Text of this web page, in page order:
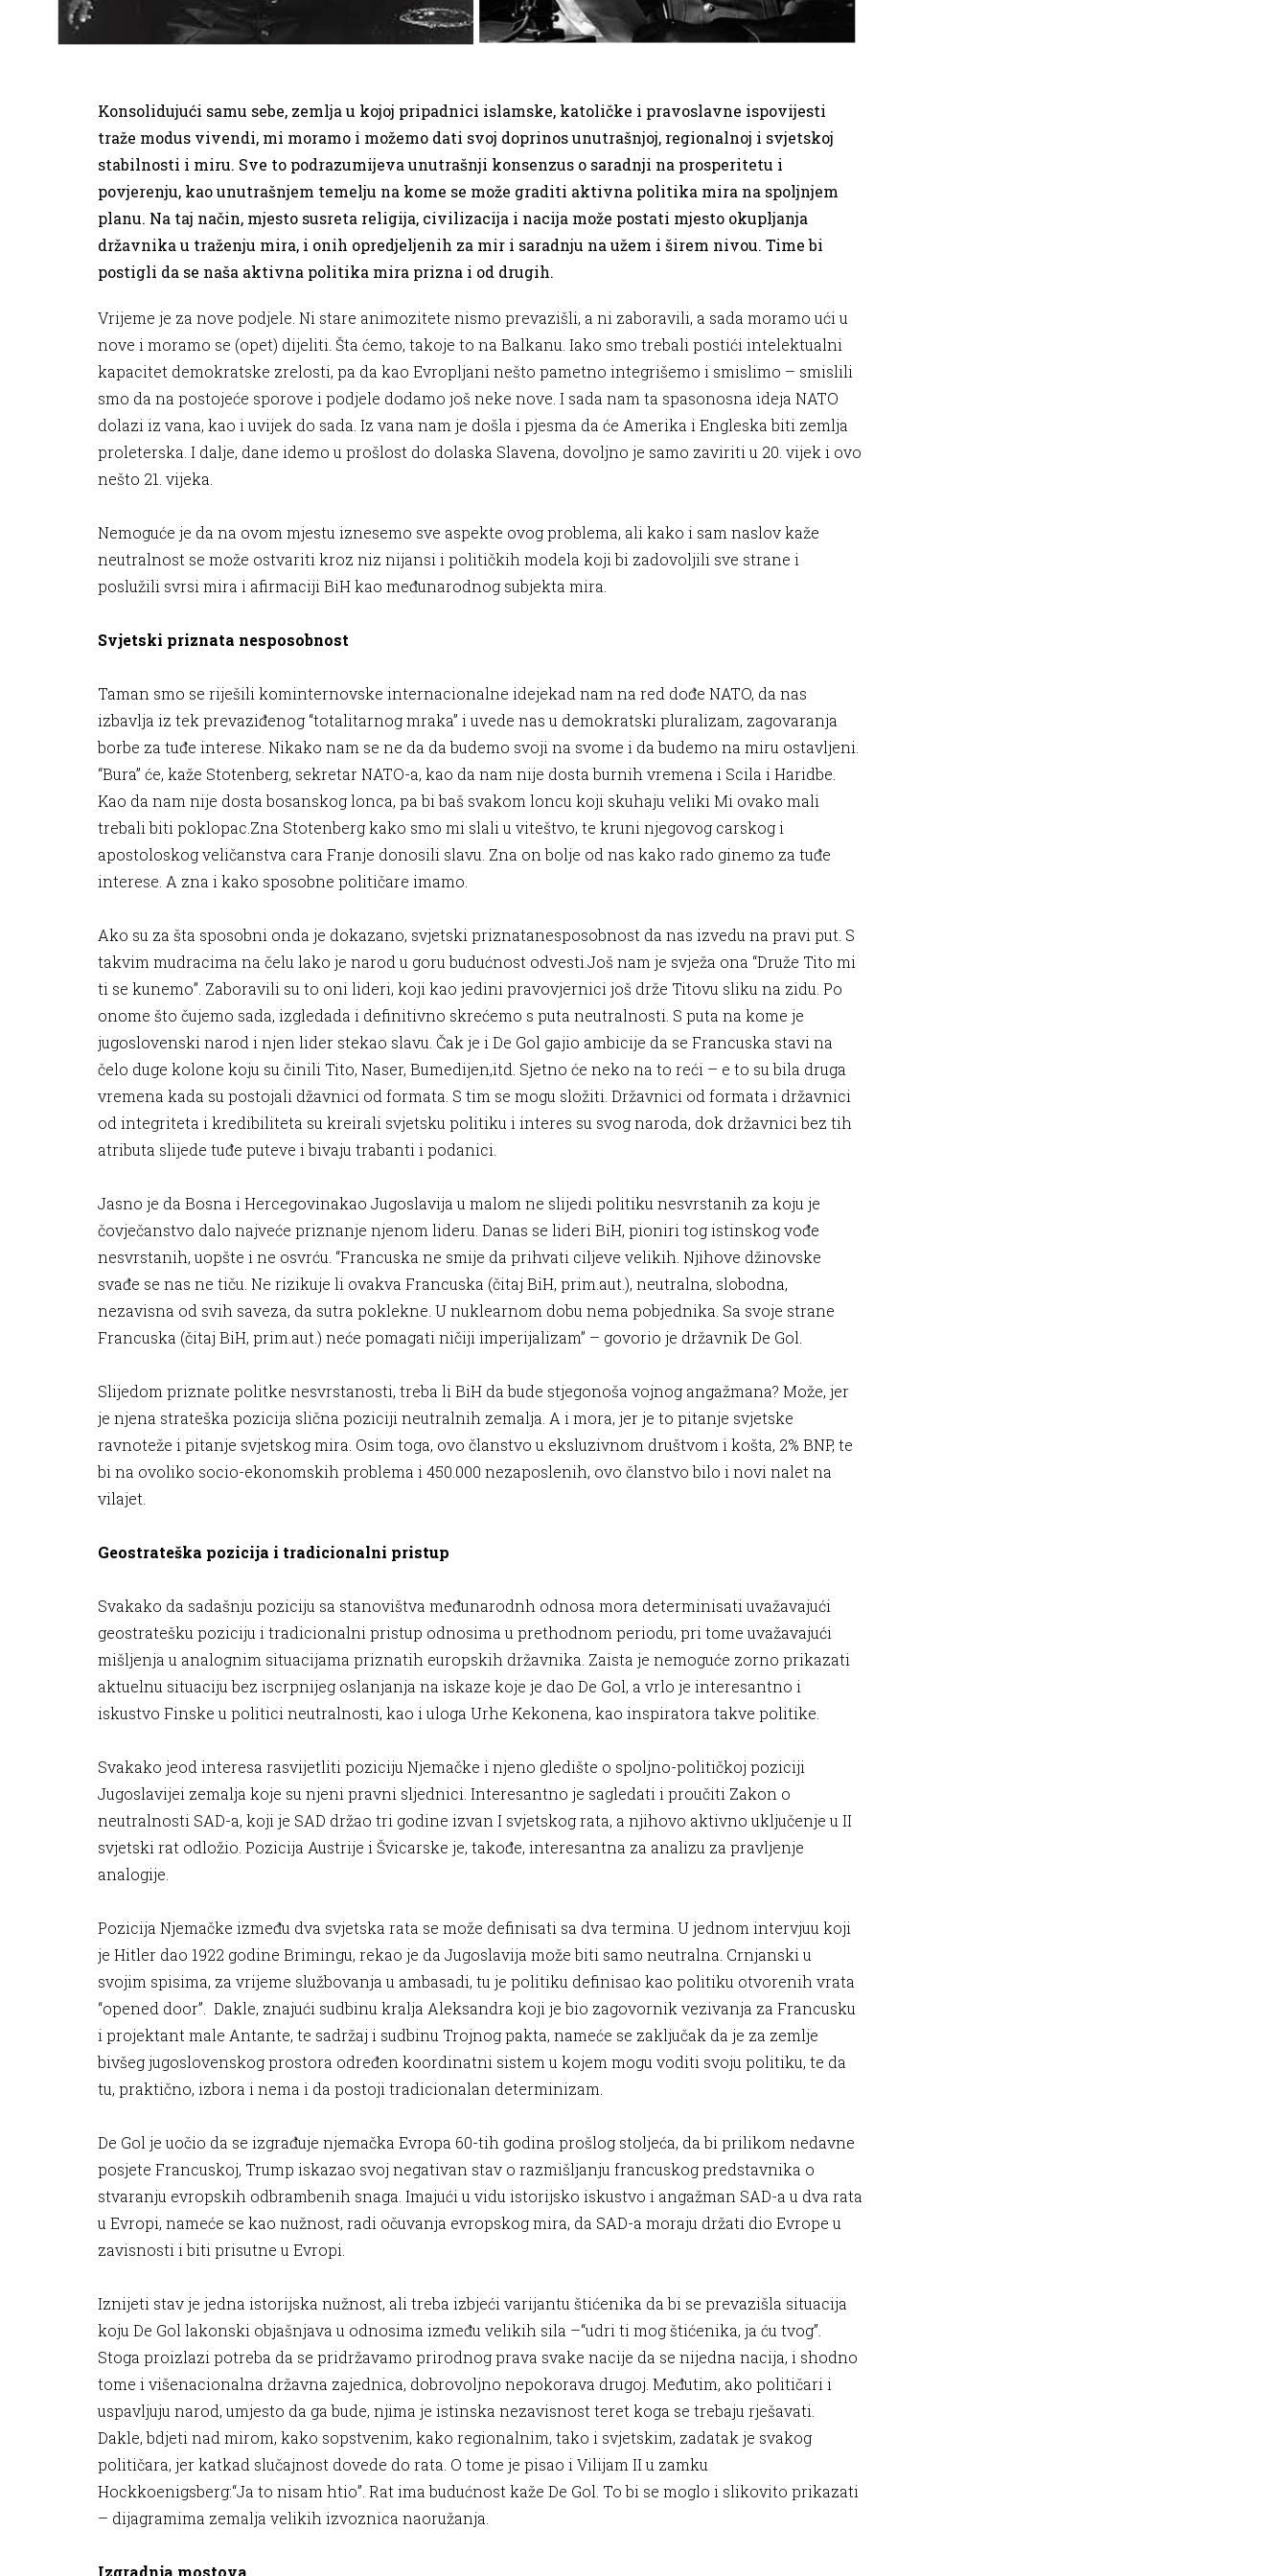
Konsolidujući samu sebe, zemlja u kojoj pripadnici islamske, katoličke i pravoslavne ispovijesti
traže modus vivendi, mi moramo i možemo dati svoj doprinos unutrašnjoj, regionalnoj i svjetskoj
stabilnosti i miru. Sve to podrazumijeva unutrašnji konsenzus o saradnji na prosperitetu i
povjerenju, kao unutrašnjem temelju na kome se može graditi aktivna politika mira na spoljnjem
planu. Na taj način, mjesto susreta religija, civilizacija i nacija može postati mjesto okupljanja
državnika u traženju mira, i onih opredjeljenih za mir i saradnju na užem i širem nivou. Time bi
postigli da se naša aktivna politika mira prizna i od drugih.
Vrijeme je za nove podjele. Ni stare animozitete nismo prevazišli, a ni zaboravili, a sada moramo ući u
nove i moramo se (opet) dijeliti. Šta ćemo, takoje to na Balkanu. Iako smo trebali postići intelektualni
kapacitet demokratske zrelosti, pa da kao Evropljani nešto pametno integrišemo i smislimo – smislili
smo da na postojeće sporove i podjele dodamo još neke nove. I sada nam ta spasonosna ideja NATO
dolazi iz vana, kao i uvijek do sada. Iz vana nam je došla i pjesma da će Amerika i Engleska biti zemlja
proleterska. I dalje, dane idemo u prošlost do dolaska Slavena, dovoljno je samo zaviriti u 20. vijek i ovo
nešto 21. vijeka.
Nemoguće je da na ovom mjestu iznesemo sve aspekte ovog problema, ali kako i sam naslov kaže
neutralnost se može ostvariti kroz niz nijansi i političkih modela koji bi zadovoljili sve strane i
poslužili svrsi mira i afirmaciji BiH kao međunarodnog subjekta mira.
Svjetski priznata nesposobnost
Taman smo se riješili kominternovske internacionalne idejekad nam na red dođe NATO, da nas
izbavlja iz tek prevaziđenog “totalitarnog mraka” i uvede nas u demokratski pluralizam, zagovaranja
borbe za tuđe interese. Nikako nam se ne da da budemo svoji na svome i da budemo na miru ostavljeni.
“Bura” će, kaže Stotenberg, sekretar NATO-a, kao da nam nije dosta burnih vremena i Scila i Haridbe.
Kao da nam nije dosta bosanskog lonca, pa bi baš svakom loncu koji skuhaju veliki Mi ovako mali
trebali biti poklopac.Zna Stotenberg kako smo mi slali u viteštvo, te kruni njegovog carskog i
apostoloskog veličanstva cara Franje donosili slavu. Zna on bolje od nas kako rado ginemo za tuđe
interese. A zna i kako sposobne političare imamo.
Ako su za šta sposobni onda je dokazano, svjetski priznatanesposobnost da nas izvedu na pravi put. S
takvim mudracima na čelu lako je narod u goru budućnost odvesti.Još nam je svježa ona “Druže Tito mi
ti se kunemo”. Zaboravili su to oni lideri, koji kao jedini pravovjernici još drže Titovu sliku na zidu. Po
onome što čujemo sada, izgledada i definitivno skrećemo s puta neutralnosti. S puta na kome je
jugoslovenski narod i njen lider stekao slavu. Čak je i De Gol gajio ambicije da se Francuska stavi na
čelo duge kolone koju su činili Tito, Naser, Bumedijen,itd. Sjetno će neko na to reći – e to su bila druga
vremena kada su postojali džavnici od formata. S tim se mogu složiti. Državnici od formata i državnici
od integriteta i kredibiliteta su kreirali svjetsku politiku i interes su svog naroda, dok državnici bez tih
atributa slijede tuđe puteve i bivaju trabanti i podanici.
Jasno je da Bosna i Hercegovinakao Jugoslavija u malom ne slijedi politiku nesvrstanih za koju je
čovječanstvo dalo najveće priznanje njenom lideru. Danas se lideri BiH, pioniri tog istinskog vođe
nesvrstanih, uopšte i ne osvrću. “Francuska ne smije da prihvati ciljeve velikih. Njihove džinovske
svađe se nas ne tiču. Ne rizikuje li ovakva Francuska (čitaj BiH, prim.aut.), neutralna, slobodna,
nezavisna od svih saveza, da sutra poklekne. U nuklearnom dobu nema pobjednika. Sa svoje strane
Francuska (čitaj BiH, prim.aut.) neće pomagati ničiji imperijalizam” – govorio je državnik De Gol.
Slijedom priznate politke nesvrstanosti, treba li BiH da bude stjegonoša vojnog angažmana? Može, jer
je njena strateška pozicija slična poziciji neutralnih zemalja. A i mora, jer je to pitanje svjetske
ravnoteže i pitanje svjetskog mira. Osim toga, ovo članstvo u eksluzivnom društvom i košta, 2% BNP, te
bi na ovoliko socio-ekonomskih problema i 450.000 nezaposlenih, ovo članstvo bilo i novi nalet na
vilajet.
Geostrateška pozicija i tradicionalni pristup
Svakako da sadašnju poziciju sa stanovištva međunarodnh odnosa mora determinisati uvažavajući
geostratešku poziciju i tradicionalni pristup odnosima u prethodnom periodu, pri tome uvažavajući
mišljenja u analognim situacijama priznatih europskih državnika. Zaista je nemoguće zorno prikazati
aktuelnu situaciju bez iscrpnijeg oslanjanja na iskaze koje je dao De Gol, a vrlo je interesantno i
iskustvo Finske u politici neutralnosti, kao i uloga Urhe Kekonena, kao inspiratora takve politike.
Svakako jeod interesa rasvijetliti poziciju Njemačke i njeno gledište o spoljno-političkoj poziciji
Jugoslavijei zemalja koje su njeni pravni sljednici. Interesantno je sagledati i proučiti Zakon o
neutralnosti SAD-a, koji je SAD držao tri godine izvan I svjetskog rata, a njihovo aktivno uključenje u II
svjetski rat odložio. Pozicija Austrije i Švicarske je, takođe, interesantna za analizu za pravljenje
analogije.
Pozicija Njemačke između dva svjetska rata se može definisati sa dva termina. U jednom intervjuu koji
je Hitler dao 1922 godine Brimingu, rekao je da Jugoslavija može biti samo neutralna. Crnjanski u
svojim spisima, za vrijeme službovanja u ambasadi, tu je politiku definisao kao politiku otvorenih vrata
“opened door”. Dakle, znajući sudbinu kralja Aleksandra koji je bio zagovornik vezivanja za Francusku
i projektant male Antante, te sadržaj i sudbinu Trojnog pakta, nameće se zaključak da je za zemlje
bivšeg jugoslovenskog prostora određen koordinatni sistem u kojem mogu voditi svoju politiku, te da
tu, praktično, izbora i nema i da postoji tradicionalan determinizam.
De Gol je uočio da se izgrađuje njemačka Evropa 60-tih godina prošlog stoljeća, da bi prilikom nedavne
posjete Francuskoj, Trump iskazao svoj negativan stav o razmišljanju francuskog predstavnika o
stvaranju evropskih odbrambenih snaga. Imajući u vidu istorijsko iskustvo i angažman SAD-a u dva rata
u Evropi, nameće se kao nužnost, radi očuvanja evropskog mira, da SAD-a moraju držati dio Evrope u
zavisnosti i biti prisutne u Evropi.
Iznijeti stav je jedna istorijska nužnost, ali treba izbjeći varijantu štićenika da bi se prevazišla situacija
koju De Gol lakonski objašnjava u odnosima između velikih sila –“udri ti mog štićenika, ja ću tvog”.
Stoga proizlazi potreba da se pridržavamo prirodnog prava svake nacije da se nijedna nacija, i shodno
tome i višenacionalna državna zajednica, dobrovoljno nepokorava drugoj. Međutim, ako političari i
uspavljuju narod, umjesto da ga bude, njima je istinska nezavisnost teret koga se trebaju rješavati.
Dakle, bdjeti nad mirom, kako sopstvenim, kako regionalnim, tako i svjetskim, zadatak je svakog
političara, jer katkad slučajnost dovede do rata. O tome je pisao i Vilijam II u zamku
Hockkoenigsberg:“Ja to nisam htio”. Rat ima budućnost kaže De Gol. To bi se moglo i slikovito prikazati
– dijagramima zemalja velikih izvoznica naoružanja.
Izgradnja mostova